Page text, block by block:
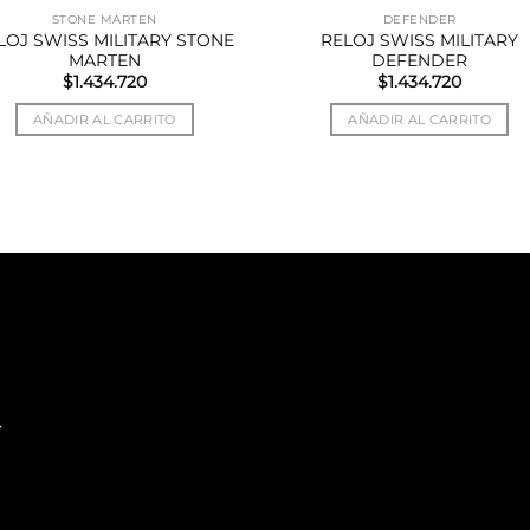
STONE MARTEN
SWISS MILITARY STONE
MARTEN
$1.434.720
AÑADIR AL CARRITO
DEFENDER
RELOJ SWISS MILITARY
DEFENDER
$1.434.720
AÑADIR AL CARRITO